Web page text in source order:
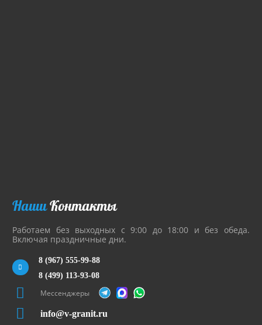
НашиКонтакты
Работаем без выходных с 9:00 до 18:00 и без обеда.
Включая праздничные дни.
8 (967) 555-99-88
8 (499) 113-93-08
Мессенджеры
info@v-granit.ru